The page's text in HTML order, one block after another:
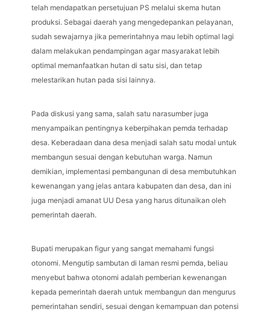
telah mendapatkan persetujuan PS melalui skema hutan
produksi. Sebagai daerah yang mengedepankan pelayanan,
sudah sewajarnya jika pemerintahnya mau lebih optimal lagi
dalam melakukan pendampingan agar masyarakat lebih
optimal memanfaatkan hutan di satu sisi, dan tetap
melestarikan hutan pada sisi lainnya.
Pada diskusi yang sama, salah satu narasumber juga
menyampaikan pentingnya keberpihakan pemda terhadap
desa. Keberadaan dana desa menjadi salah satu modal untuk
membangun sesuai dengan kebutuhan warga. Namun
demikian, implementasi pembangunan di desa membutuhkan
kewenangan yang jelas antara kabupaten dan desa, dan ini
juga menjadi amanat UU Desa yang harus ditunaikan oleh
pemerintah daerah.
Bupati merupakan figur yang sangat memahami fungsi
otonomi. Mengutip sambutan di laman resmi pemda, beliau
menyebut bahwa otonomi adalah pemberian kewenangan
kepada pemerintah daerah untuk membangun dan mengurus
pemerintahan sendiri, sesuai dengan kemampuan dan potensi